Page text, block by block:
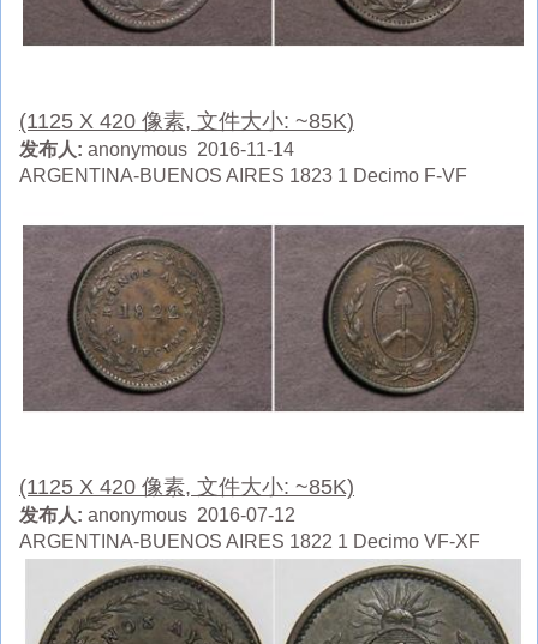
(1125 X 420 像素, 文件大小: ~85K)
发布人: anonymous 2016-11-14
ARGENTINA-BUENOS AIRES 1823 1 Decimo F-VF
(1125 X 420 像素, 文件大小: ~85K)
发布人: anonymous 2016-07-12
ARGENTINA-BUENOS AIRES 1822 1 Decimo VF-XF